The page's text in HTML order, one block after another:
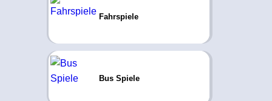
Fahrspiele
Bus Spiele